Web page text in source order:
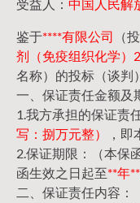
受益人： 中国人民解
鉴于****有限公司 （
剂（免疫组织化学）
名称）的投标（谈判
一、保证责任金额及
1.我方承担的保证责
写：捌万元整）
，
2.保证期限：（本保
函生效之日起至**年
二、保证责任内容：